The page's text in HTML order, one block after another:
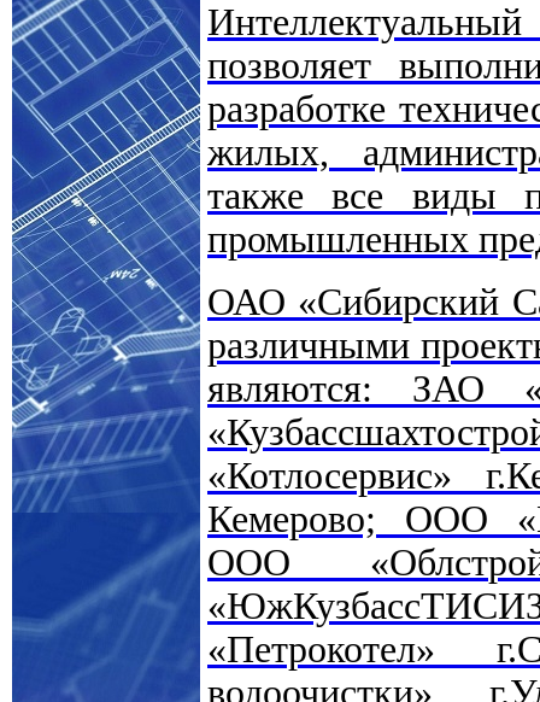
позволяет
разработке
жилых,
также все виды
промышленных
ОАО «Сибирский
различными
являются: ЗАО
«Котлосервис»
Кемерово; ООО
ООО
«Петрокотел»
водоочистки»